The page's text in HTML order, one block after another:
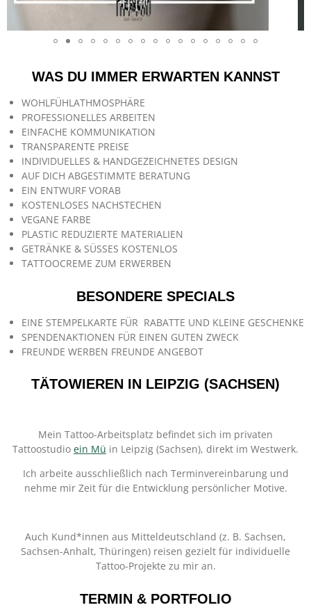
WAS DU IMMER ERWARTEN KANNST
WOHLFÜHLATHMOSPHÄRE
PROFESSIONELLES ARBEITEN
EINFACHE KOMMUNIKATION
TRANSPARENTE PREISE
INDIVIDUELLES & HANDGEZEICHNETES DESIGN
AUF DICH ABGESTIMMTE BERATUNG
EIN ENTWURF VORAB
KOSTENLOSES NACHSTECHEN
VEGANE FARBE
PLASTIC REDUZIERTE MATERIALIEN
GETRÄNKE & SÜSSES KOSTENLOS
TATTOOCREME ZUM ERWERBEN
BESONDERE SPECIALS
EINE STEMPELKARTE FÜR RABATTE UND KLEINE GESCHENKE
SPENDENAKTIONEN FÜR EINEN GUTEN ZWECK
FREUNDE WERBEN FREUNDE ANGEBOT
TÄTOWIEREN IN LEIPZIG (SACHSEN)
Mein Tattoo-Arbeitsplatz befindet sich im privaten
Tattoostudio ein Mü in Leipzig (Sachsen), direkt im Westwerk.
Ich arbeite ausschließlich nach Terminvereinbarung und
nehme mir Zeit für die Entwicklung persönlicher Motive.
Auch Kund*innen aus Mitteldeutschland (z. B. Sachsen,
Sachsen-Anhalt, Thüringen) reisen gezielt für individuelle
Tattoo-Projekte zu mir an.
TERMIN & PORTFOLIO